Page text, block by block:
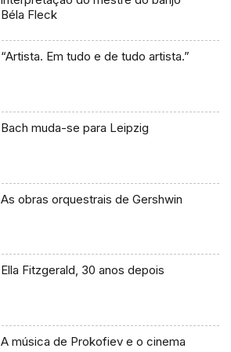
Béla Fleck
“Artista. Em tudo e de tudo artista.”
Bach muda-se para Leipzig
As obras orquestrais de Gershwin
Ella Fitzgerald, 30 anos depois
A música de Prokofiev e o cinema